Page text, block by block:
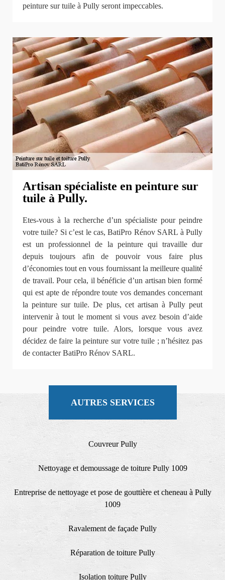
peinture sur tuile à Pully seront impeccables.
Artisan spécialiste en peinture sur
tuile à Pully.
Etes-vous à la recherche d’un spécialiste pour peindre
votre tuile? Si c’est le cas, BatiPro Rénov SARL à Pully
est un professionnel de la peinture qui travaille dur
depuis toujours afin de pouvoir vous faire plus
d’économies tout en vous fournissant la meilleure qualité
de travail. Pour cela, il bénéficie d’un artisan bien formé
qui est apte de répondre toute vos demandes concernant
la peinture sur tuile. De plus, cet artisan à Pully peut
intervenir à tout le moment si vous avez besoin d’aide
pour peindre votre tuile. Alors, lorsque vous avez
décidez de faire la peinture sur votre tuile ; n’hésitez pas
de contacter BatiPro Rénov SARL.
AUTRES SERVICES
Couvreur Pully
Nettoyage et demoussage de toiture Pully 1009
Entreprise de nettoyage et pose de gouttière et cheneau à Pully
1009
Ravalement de façade Pully
Réparation de toiture Pully
Isolation toiture Pully